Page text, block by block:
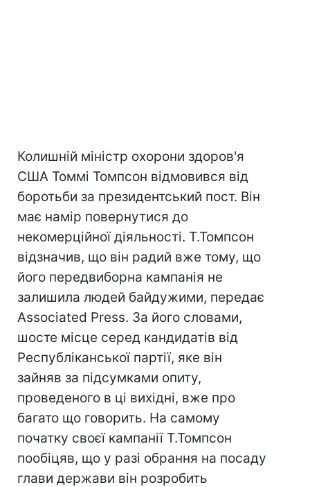
Колишній міністр охорони здоров'я
США Томмі Томпсон відмовився від
боротьби за президентський пост. Він
має намір повернутися до
некомерційної діяльності. Т.Томпсон
відзначив, що він радий вже тому, що
його передвиборна кампанія не
залишила людей байдужими, передає
Associated Press. За його словами,
шосте місце серед кандидатів від
Республіканської партії, яке він
зайняв за підсумками опиту,
проведеного в ці вихідні, вже про
багато що говорить. На самому
початку своєї кампанії Т.Томпсон
пообіцяв, що у разі обрання на посаду
глави держави він розробить